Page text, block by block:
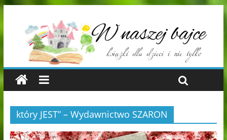
który JEST” – Wydawnictwo SZARON